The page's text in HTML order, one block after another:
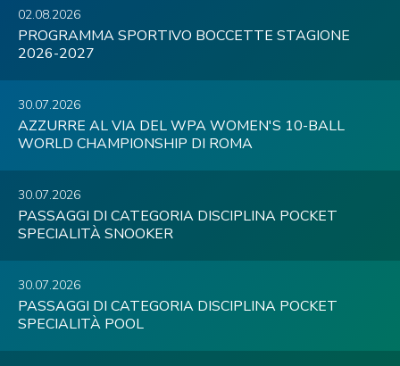
02.08.2026
PROGRAMMA SPORTIVO BOCCETTE STAGIONE
2026-2027
30.07.2026
AZZURRE AL VIA DEL WPA WOMEN'S 10-BALL
WORLD CHAMPIONSHIP DI ROMA
30.07.2026
PASSAGGI DI CATEGORIA DISCIPLINA POCKET
SPECIALITÀ SNOOKER
30.07.2026
PASSAGGI DI CATEGORIA DISCIPLINA POCKET
SPECIALITÀ POOL